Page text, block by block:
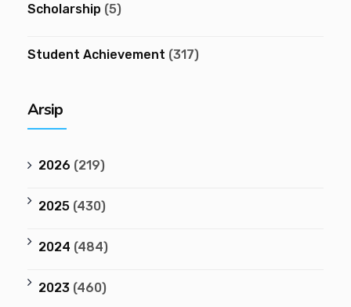
Scholarship (5)
Student Achievement (317)
Arsip
2026 (219)
2025 (430)
2024 (484)
2023 (460)